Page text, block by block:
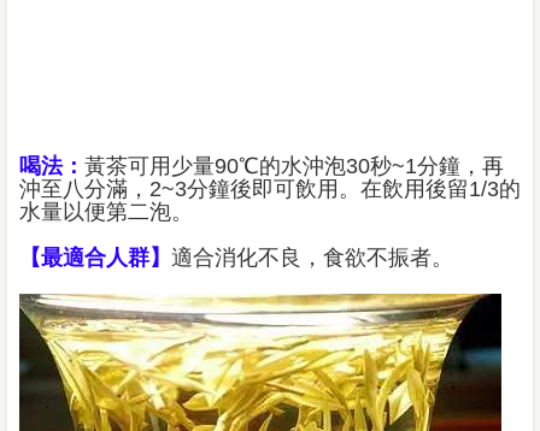
喝法： 黃茶可用少量90℃的水沖泡30秒~1分鐘，再
沖至八分滿，2~3分鐘後即可飲用。在飲用後留1/3的
水量以便第二泡。
【最適合人群】 適合消化不良，食欲不振者。